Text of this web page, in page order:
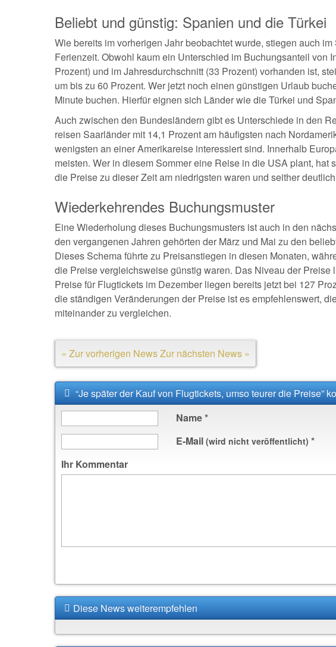
Beliebt und günstig: Spanien und die Türkei
Wie bereits im vorherigen Jahr beobachtet wurde, stiegen auch
Ferienzeit. Obwohl kaum ein Unterschied im Buchungsanteil von
Prozent) und im Jahresdurchschnitt (33 Prozent) vorhanden ist,
um bis zu 60 Prozent. Wer jetzt noch einen günstigen Urlaub
Minute buchen. Hierfür eignen sich Länder wie die Türkei und
Auch zwischen den Bundesländern gibt es Unterschiede in den
reisen Saarländer mit 14,1 Prozent am häufigsten nach
wenigsten an einer Amerikareise interessiert sind. Innerhalb
meisten. Wer in diesem Sommer eine Reise in die USA plant, hat
die Preise zu dieser Zeit am niedrigsten waren und seither
Wiederkehrendes Buchungsmuster
Eine Wiederholung dieses Buchungsmusters ist auch in den
den vergangenen Jahren gehörten der März und Mai zu den
Dieses Schema führte zu Preisanstiegen in diesen Monaten,
die Preise vergleichsweise günstig waren. Das Niveau der Preise
Preise für Flugtickets im Dezember liegen bereits jetzt bei 127
die ständigen Veränderungen der Preise ist es empfehlenswert,
miteinander zu vergleichen.
« Zur vorherigen NewsZur nächsten News »
“Je später der Kauf von Flugtickets, umso teurer die Preise”
Name*
E-Mail (wird nicht veröffentlicht) *
Ihr Kommentar
Diese News weiterempfehlen